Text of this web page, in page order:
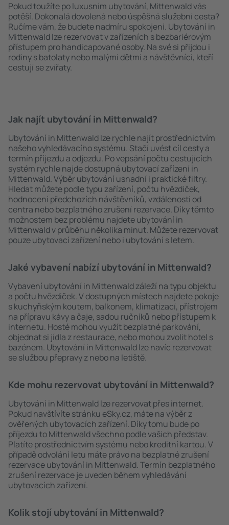
Pokud toužíte po luxusním ubytování, Mittenwald vás
potěší. Dokonalá dovolená nebo úspěšná služební cesta?
Ručíme vám, že budete nadmíru spokojeni. Ubytování in
Mittenwald lze rezervovat v zařízeních s bezbariérovým
přístupem pro handicapované osoby. Na své si přijdou i
rodiny s batolaty nebo malými dětmi a návštěvníci, kteří
cestují se zvířaty.
Jak najít ubytování in Mittenwald?
Ubytování in Mittenwald lze rychle najít prostřednictvím
našeho vyhledávacího systému. Stačí uvést cíl cesty a
termín příjezdu a odjezdu. Po vepsání počtu cestujících
systém rychle najde dostupná ubytovací zařízení in
Mittenwald. Výběr ubytování usnadní i praktické filtry.
Hledat můžete podle typu zařízení, počtu hvězdiček,
hodnocení předchozích návštěvníků, vzdálenosti od
centra nebo bezplatného zrušení rezervace. Díky těmto
možnostem bez problému najdete ubytování in
Mittenwald v průběhu několika minut. Můžete rezervovat
pouze ubytovací zařízení nebo i ubytování s letem.
Jaké vybavení nabízí ubytování in Mittenwald?
Vybavení ubytování in Mittenwald záleží na typu objektu
a počtu hvězdiček. V dostupných místech najdete pokoje
s kuchyňským koutem, balkonem, klimatizací, přístrojem
na přípravu kávy a čaje, sadou ručníků nebo přístupem k
internetu. Hosté mohou využít bezplatné parkování,
objednat si jídla z restaurace, nebo mohou zvolit hotel s
bazénem. Ubytování in Mittenwald lze navíc rezervovat
se službou přepravy z nebo na letiště.
Kde mohu rezervovat ubytování in Mittenwald?
Ubytování in Mittenwald lze rezervovat přes internet.
Pokud navštívíte stránku eSky.cz, máte na výběr z
ověřených ubytovacích zařízení. Díky tomu bude po
příjezdu to Mittenwald všechno podle vašich představ.
Platíte prostřednictvím systému nebo kreditní kartou. V
případě odvolání letu máte právo na bezplatné zrušení
rezervace ubytování in Mittenwald. Termín bezplatného
zrušení rezervace je uveden během vyhledávání
ubytovacích zařízení.
Kolik stojí ubytování in Mittenwald?